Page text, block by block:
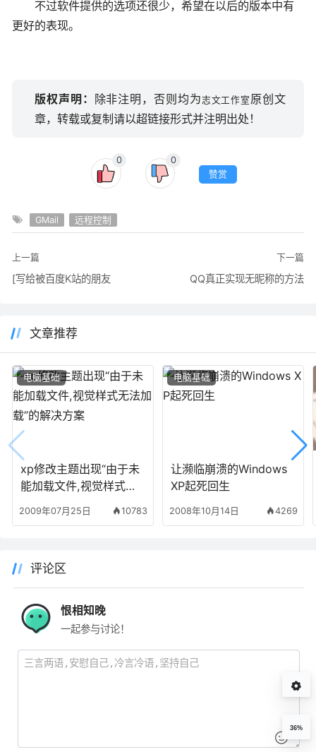
不过软件提供的选项还很少，希望在以后的版本中有
更好的表现。
版权声明： 除非注明，否则均为志文工作室 原创文
章，转载或复制请以超链接形式并注明出处！
0
0
赞赏
GMail 远程控制
上一篇
[写给被百度K站的朋友
下一篇
QQ真正实现无昵称的方法
文章推荐
xp修改主题出现“由于未
能加载文件,视觉样式无
2009年07月25日 10783
电脑基础
让濒临崩溃的Windows
XP起死回生
2008年10月14日 4269
电脑基础
评论区
恨相知晚
一起参与讨论！
36%